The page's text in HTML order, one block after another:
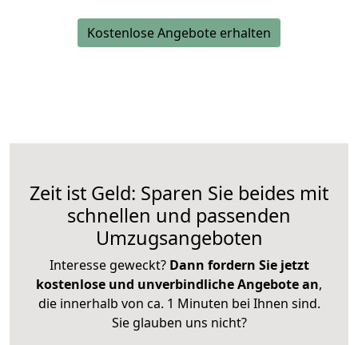
Kostenlose Angebote erhalten
Zeit ist Geld: Sparen Sie beides mit
schnellen und passenden
Umzugsangeboten
Interesse geweckt? Dann fordern Sie jetzt
kostenlose und unverbindliche Angebote an,
die innerhalb von ca. 1 Minuten bei Ihnen sind.
Sie glauben uns nicht?